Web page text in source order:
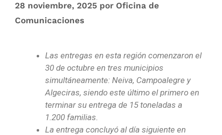
28 noviembre, 2025 por Oficina de
Comunicaciones
Las entregas en esta región comenzaron el
30 de octubre en tres municipios
simultáneamente: Neiva, Campoalegre y
Algeciras, siendo este último el primero en
terminar su entrega de 15 toneladas a
1.200 familias.
La entrega concluyó al día siguiente en